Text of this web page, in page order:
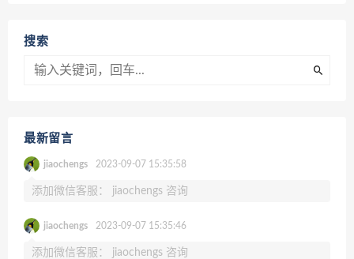
搜索
最新留言
jiaochengs 2023-09-07 15:35:58
添加微信客服： jiaochengs 咨询
jiaochengs 2023-09-07 15:35:46
添加微信客服： jiaochengs 咨询